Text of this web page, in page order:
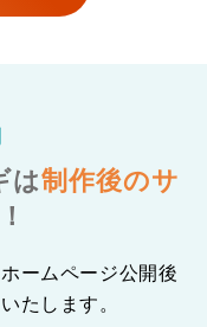
は制作後のサ
ームページ公開後
たします。